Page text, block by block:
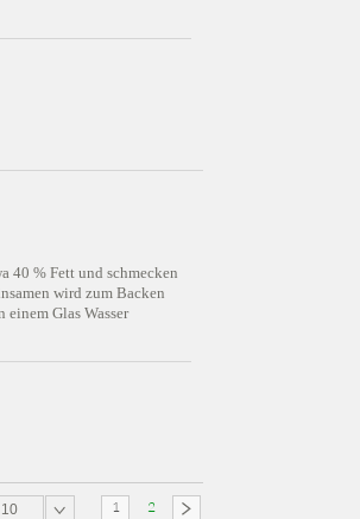
40 % Fett und schmecken
wird zum Backen
Glas Wasser
1 2
10